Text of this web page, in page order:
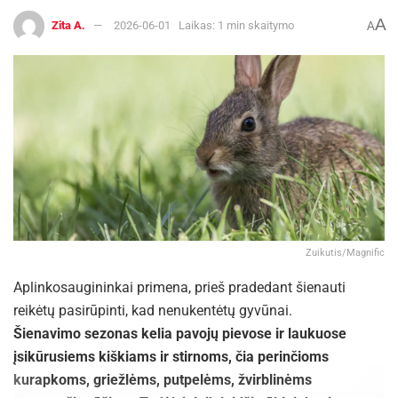
Zita A. 2026-06-01 Laikas: 1 min skaitymo AA
Zuikutis/Magnific
Aplinkosaugininkai primena, prieš pradedant šienauti
reikėtų pasirūpinti, kad nenukentėtų gyvūnai.
Šienavimo sezonas kelia pavojų pievose ir laukuose
įsikūrusiems kiškiams ir stirnoms, čia perinčioms
kurapkoms, griežlėms, putpelėms, žvirblinėms